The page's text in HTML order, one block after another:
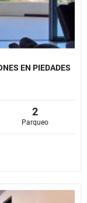
EN PIEDADES
2
Parqueo